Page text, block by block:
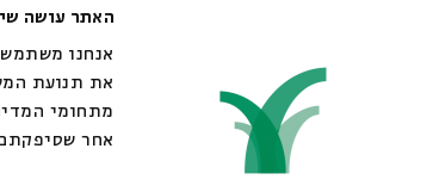
האתר עושה
את תנועת
מתחומי
אחר